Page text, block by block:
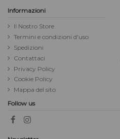
Informazioni
Il Nostro Store
Termini e condizioni d'uso
Spedizioni
Contattaci
Privacy Policy
Cookie Policy
Mappa del sito
Follow us